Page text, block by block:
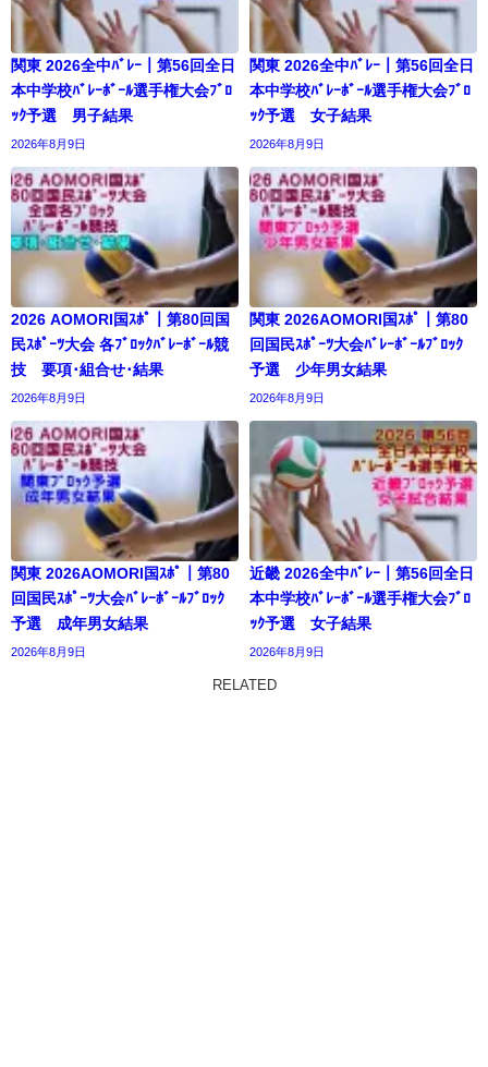
関東 2026全中ﾊﾞﾚｰ｜第56回全日
本中学校ﾊﾞﾚｰﾎﾞｰﾙ選手権大会ﾌﾞﾛ
ｯｸ予選 男子結果
2026年8月9日
関東 2026全中ﾊﾞﾚｰ｜第56回全日
本中学校ﾊﾞﾚｰﾎﾞｰﾙ選手権大会ﾌﾞﾛ
ｯｸ予選 女子結果
2026年8月9日
2026 AOMORI国ｽﾎﾟ｜第80回国
民ｽﾎﾟｰﾂ大会 各ﾌﾞﾛｯｸﾊﾞﾚｰﾎﾞｰﾙ競
技 要項･組合せ･結果
2026年8月9日
関東 2026AOMORI国ｽﾎﾟ｜第80
回国民ｽﾎﾟｰﾂ大会ﾊﾞﾚｰﾎﾞｰﾙﾌﾞﾛｯｸ
予選 少年男女結果
2026年8月9日
関東 2026AOMORI国ｽﾎﾟ｜第80
回国民ｽﾎﾟｰﾂ大会ﾊﾞﾚｰﾎﾞｰﾙﾌﾞﾛｯｸ
予選 成年男女結果
2026年8月9日
近畿 2026全中ﾊﾞﾚｰ｜第56回全日
本中学校ﾊﾞﾚｰﾎﾞｰﾙ選手権大会ﾌﾞﾛ
ｯｸ予選 女子結果
2026年8月9日
RELATED